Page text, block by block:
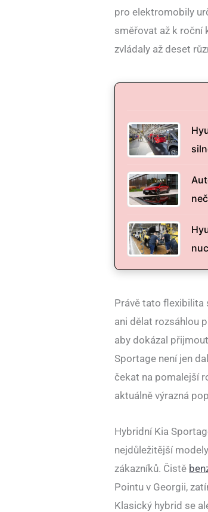
pro elektromobily
směřovat až k roční
zvládaly až deset
Právě tato flexibilita
ani dělat rozsáhlou
aby dokázal
Sportage není jen
čekat na pomalejší
aktuálně výrazná
Hybridní Kia
nejdůležitější
zákazníků. Čistě
Pointu v Georgii,
Klasický hybrid se